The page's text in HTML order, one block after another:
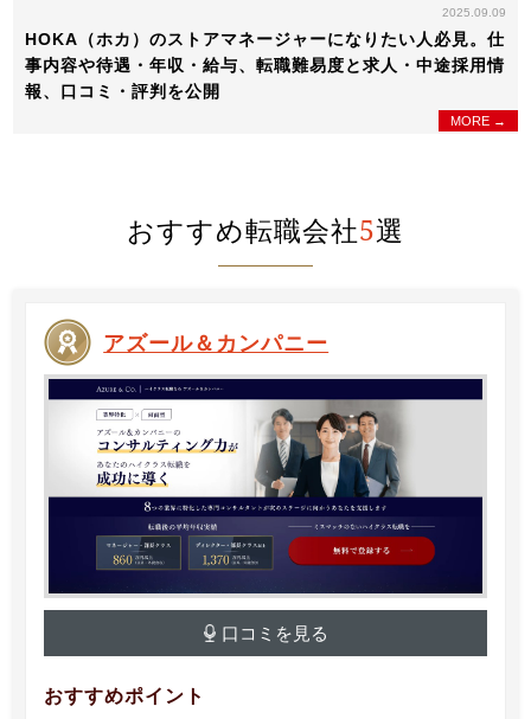
2025.09.09
HOKA（ホカ）のストアマネージャーになりたい人必見。仕
事内容や待遇・年収・給与、転職難易度と求人・中途採用情
報、口コミ・評判を公開
MORE →
おすすめ転職会社5選
アズール＆カンパニー
口コミを見る
おすすめポイント